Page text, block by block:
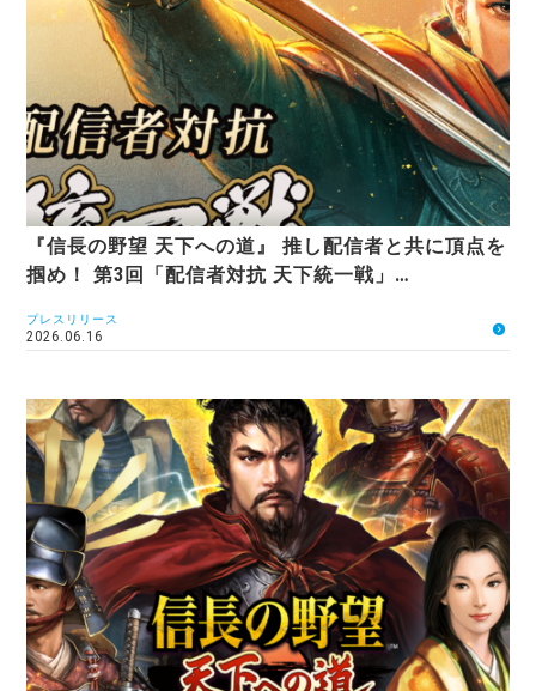
『信長の野望 天下への道』 推し配信者と共に頂点を
掴め！ 第3回「配信者対抗 天下統一戦」…
プレスリリース
2026.06.16